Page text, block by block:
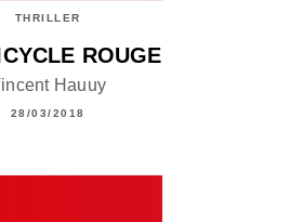
THRILLER
ROUGE
Hauuy
28/03/2018